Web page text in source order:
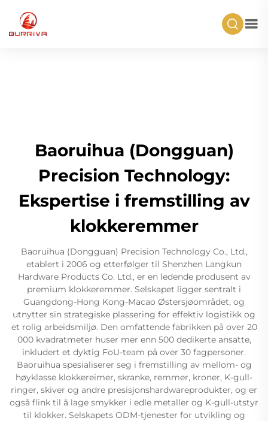
Baoruihua (Dongguan)
Precision Technology:
Ekspertise i fremstilling av
klokkeremmer
Baoruihua (Dongguan) Precision Technology Co., Ltd.,
etablert i 2006 og etterfølger til Shenzhen Langkun
Hardware Products Co. Ltd., er en ledende produsent av
premium klokkeremmer. Selskapet ligger sentralt i
Guangdong-Hong Kong-Macao Østersjøområdet, og
utnytter sin strategiske plassering for effektiv logistikk og
et rolig arbeidsmiljø. Den omfattende fabrikken på over 20
000 kvadratmeter huser mer enn 500 dedikerte ansatte,
inkludert et dyktig FoU-team på over 30 fagpersoner.
Baoruihua spesialiserer seg i fremstilling av mellom- og
høyklasse klokkereimer, skranke, remmer, kroner, K-gull-
ringer, skiver og andre presisjonshardwareprodukter, og er
også flink til å lage smykker i edle metaller og K-gull-utstyr
til klokker. Selskapets ODM-tjenester for utvikling og